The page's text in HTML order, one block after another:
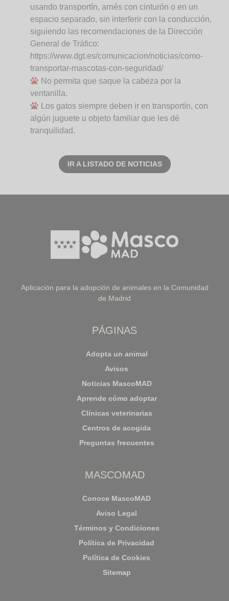
usando transportín, arnés con cinturón o en un
espacio separado, sin interferir con la conducción,
siguiendo las recomendaciones de la Dirección
General de Tráfico:
https://www.dgt.es/comunicacion/noticias/como-
transportar-mascotas-con-seguridad/
No permita que saque la cabeza por la
ventanilla.
Los gatos siempre deben ir en transportín, con
algún juguete u objeto familiar que les dé
tranquilidad.
IR A LISTADO DE NOTICIAS
Aplicación para la adopción de animales en la Comunidad
de Madrid
PÁGINAS
Adopta un animal
Avisos
Noticias MascoMAD
Aprende cómo adoptar
Clínicas veterinarias
Centros de acogida
Preguntas frecuentes
MASCOMAD
Conoce MascoMAD
Aviso Legal
Términos y Condiciones
Política de Privacidad
Política de Cookies
Sitemap